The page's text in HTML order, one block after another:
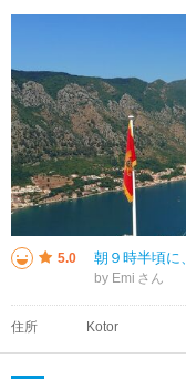
5.0
by Emi
住所 Kotor